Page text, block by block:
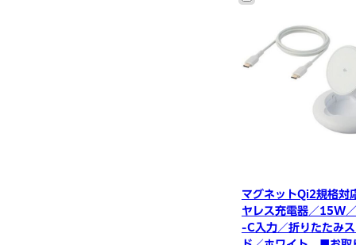
マグネットQi2規格対
ヤレス充電器／15W
-C入力／折りたたみ